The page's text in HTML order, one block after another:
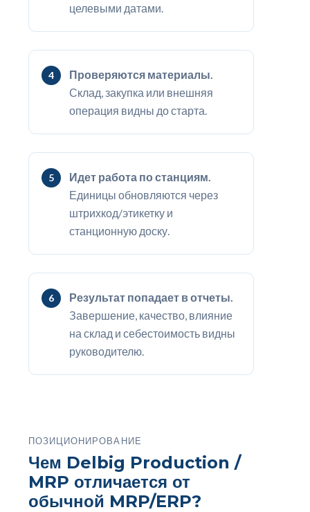
целевыми датами.
Проверяются материалы.
Склад, закупка или внешняя
операция видны до старта.
Идет работа по станциям.
Единицы обновляются через
штрихкод/этикетку и
станционную доску.
Результат попадает в отчеты.
Завершение, качество, влияние
на склад и себестоимость видны
руководителю.
ПОЗИЦИОНИРОВАНИЕ
Чем Delbig Production /
MRP отличается от
обычной MRP/ERP?